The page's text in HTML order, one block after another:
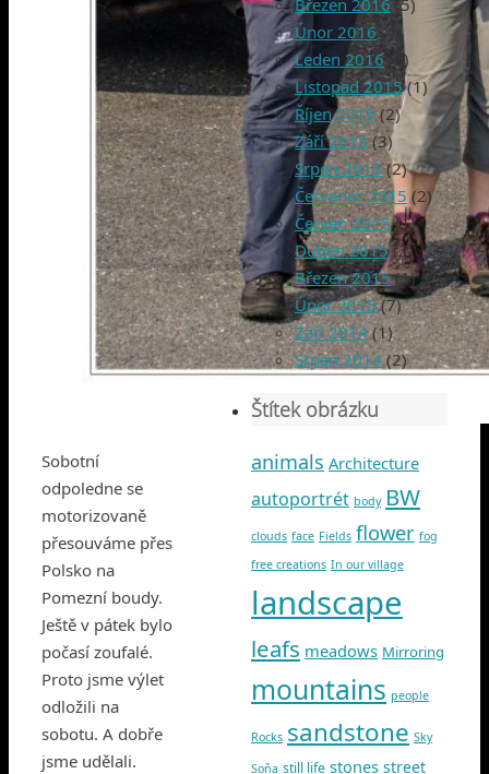
Sobotní
odpoledne se
motorizovaně
přesouváme přes
Polsko na
Pomezní boudy.
Ještě v pátek bylo
počasí zoufalé.
Proto jsme výlet
odložili na
sobotu. A dobře
jsme udělali.
Březen 2016(5)
Únor 2016(4)
Leden 2016(6)
Listopad 2015(1)
Říjen 2015(2)
Září 2015(3)
Srpen 2015(2)
Červenec 2015 (2)
Červen 2015(1)
Duben 2015(2)
Březen 2015(1)
Únor 2015(7)
Září 2014(1)
Srpen 2014(2)
Štítek obrázku
animals Architecture
autoportrét body BW
clouds face Fields flower fog
free creations In our village
landscape
leafs meadows Mirroring
mountains people
Rocks sandstone Sky
Soňa still life stones street